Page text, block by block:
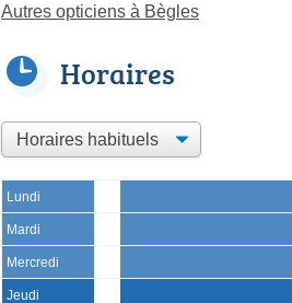
Autres opticiens à Bègles
Horaires
Lundi
Mardi
Mercredi
Jeudi